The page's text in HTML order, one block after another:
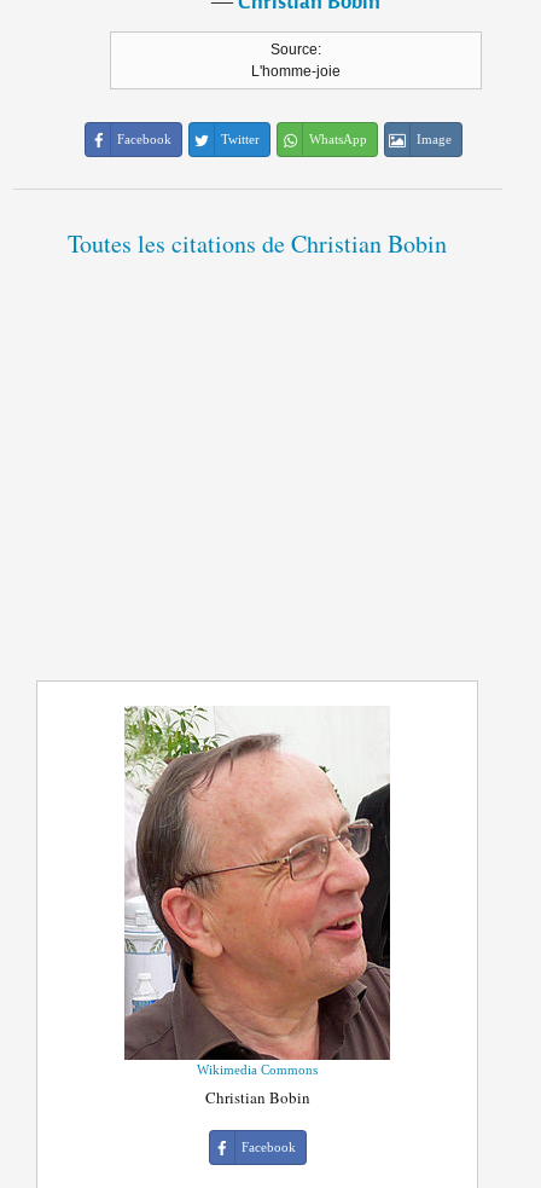
Source:
L'homme-joie
Facebook Twitter WhatsApp Image
Toutes les citations de Christian Bobin
Wikimedia Commons
Christian Bobin
Facebook